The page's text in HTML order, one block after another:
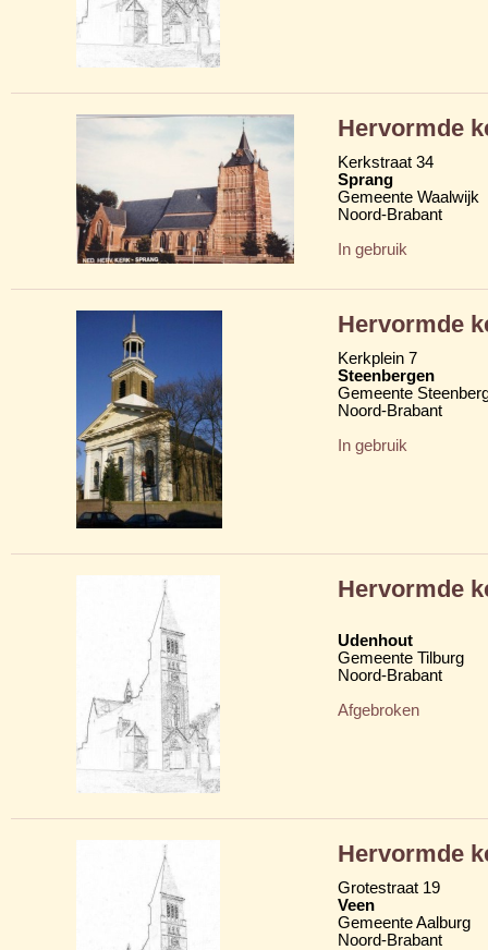
Hervormde
Kerkstraat 34
Sprang
Gemeente Waalwijk
Noord-Brabant
In gebruik
Hervormde
Kerkplein 7
Steenbergen
Gemeente
Noord-Brabant
In gebruik
Hervormde
Udenhout
Gemeente Tilburg
Noord-Brabant
Afgebroken
Hervormde
Grotestraat 19
Veen
Gemeente Aalburg
Noord-Brabant